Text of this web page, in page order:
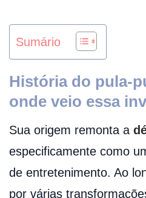
Sumário
História do pula-
onde veio essa
Sua origem remonta a
especificamente como
de entretenimento. Ao
por várias